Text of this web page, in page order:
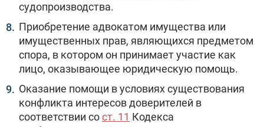
судопроизводства.
Приобретение адвокатом имущества или
имущественных прав, являющихся предметом
спора, в котором он принимает участие как
лицо, оказывающее юридическую помощь.
Оказание помощи в условиях существования
конфликта интересов доверителей в
соответствии сост. 11 Кодекса